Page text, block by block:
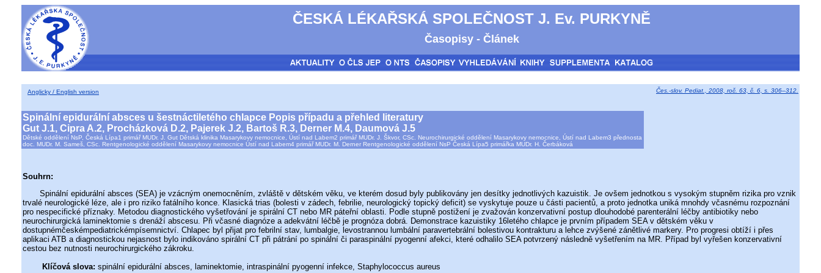
ČESKÁ LÉKAŘSKÁ SPOLEČNOST J. Ev. PURKYNĚ
Časopisy - Článek
Anglicky / English version Čes.-slov. Pediat., 2008, roč. 63, č. 6, s. 306–312.
Spinální epidurální absces u šestnáctiletého chlapce Popis případu a přehled literatury
Gut J.1, Cipra A.2, Procházková D.2, Pajerek J.2, Bartoš R.3, Derner M.4, Daumová J.5
Dětské oddělení NsP, Česká Lípa1 primář MUDr. J. Gut Dětská klinika Masarykovy nemocnice, Ústí nad Labem2 primář MUDr. J. Škvor, CSc. Neurochirurgické oddělení Masarykovy nemocnice, Ústí nad Labem3 přednosta
doc. MUDr. M. Sameš, CSc. Rentgenologické oddělení Masarykovy nemocnice Ústí nad Labem4 primář MUDr. M. Derner Rentgenologické oddělení NsP Česká Lípa5 primářka MUDr. H. Čerbáková
Souhrn:
Spinální epidurální absces (SEA) je vzácným onemocněním, zvláště v dětském věku, ve kterém dosud byly publikovány jen desítky jednotlivých kazuistik. Je ovšem jednotkou s vysokým stupněm rizika pro vznik
trvalé neurologické léze, ale i pro riziko fatálního konce. Klasická trias (bolesti v zádech, febrilie, neurologický topický deficit) se vyskytuje pouze u části pacientů, a proto jednotka uniká mnohdy včasnému rozpoznání
pro nespecifické příznaky. Metodou diagnostického vyšetřování je spirální CT nebo MR páteřní oblasti. Podle stupně postižení je zvažován konzervativní postup dlouhodobé parenterální léčby antibiotiky nebo
neurochirurgická laminektomie s drenáží abscesu. Při včasné diagnóze a adekvátní léčbě je prognóza dobrá. Demonstrace kazuistiky 16letého chlapce je prvním případem SEA v dětském věku v
dostupnémčeskémpediatrickémpísemnictví. Chlapec byl přijat pro febrilní stav, lumbalgie, levostrannou lumbální paravertebrální bolestivou kontrakturu a lehce zvýšené zánětlivé markery. Pro progresi obtíží i přes
aplikaci ATB a diagnostickou nejasnost bylo indikováno spirální CT při pátrání po spinální či paraspinální pyogenní afekci, které odhalilo SEA potvrzený následně vyšetřením na MR. Případ byl vyřešen konzervativní
cestou bez nutnosti neurochirurgického zákroku.
Klíčová slova: spinální epidurální absces, laminektomie, intraspinální pyogenní infekce, Staphylococcus aureus